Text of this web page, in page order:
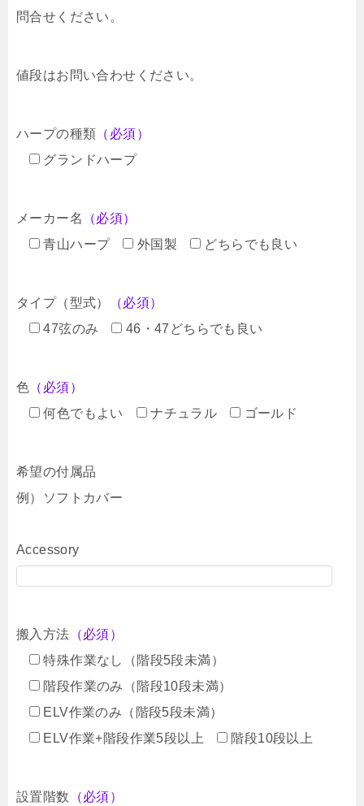
問合せください。
値段はお問い合わせください。
ハープの種類 （必須）
グランドハープ
メーカー名
（必須）
青山ハープ
外国製 どちらでも良い
タイプ（型式）
（必須）
47弦のみ
46・47どちらでも良い
色 （必須）
何色でもよい
ナチュラル ゴールド
希望の付属品
例）ソフトカバー
Accessory
搬入方法 （必須）
特殊作業なし（階段5段未満）
階段作業のみ（階段10段未満）
ELV作業のみ（階段5段未満）
ELV作業+階段作業5段以上
階段10段以上
設置階数 （必須）